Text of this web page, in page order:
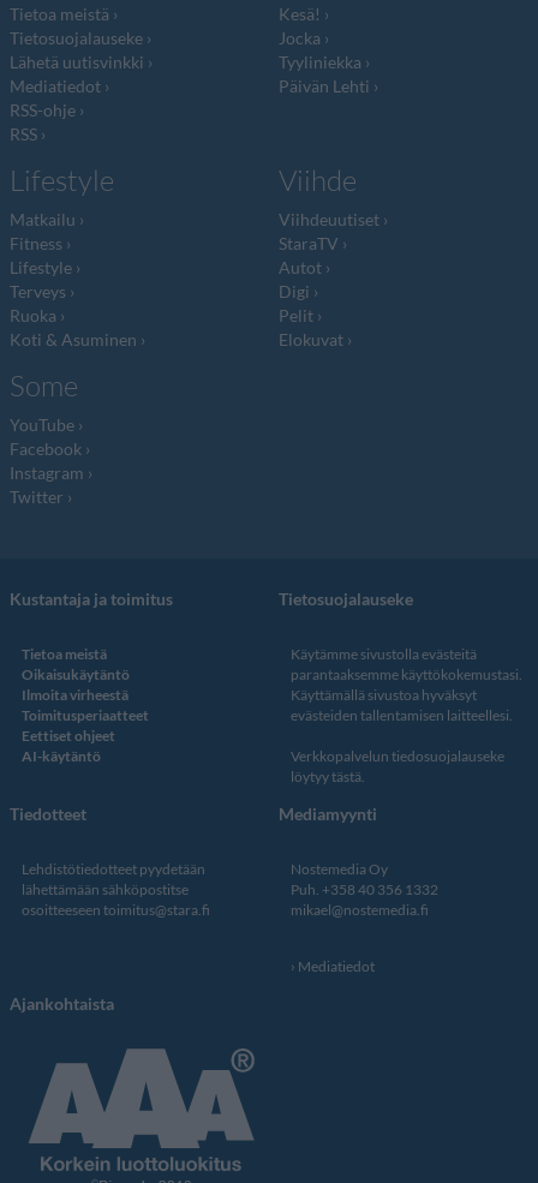
Tietoa meistä
Tietosuojalauseke
Lähetä uutisvinkki
Mediatiedot
RSS-ohje
RSS
Kesä!
Jocka
Tyyliniekka
Päivän Lehti
Lifestyle
Matkailu
Fitness
Lifestyle
Terveys
Ruoka
Koti & Asuminen
Viihde
Viihdeuutiset
StaraTV
Autot
Digi
Pelit
Elokuvat
Some
YouTube
Facebook
Instagram
Twitter
Kustantaja ja toimitus
Tietoa meistä
Oikaisukäytäntö
Ilmoita virheestä
Toimitusperiaatteet
Eettiset ohjeet
AI-käytäntö
Tietosuojalauseke
Käytämme sivustolla evästeitä
parantaaksemme käyttökokemustasi.
Käyttämällä sivustoa hyväksyt
evästeiden tallentamisen laitteellesi.
Verkkopalvelun tiedosuojalauseke
löytyy tästä
Tiedotteet
Lehdistötiedotteet pyydetään
lähettämään sähköpostitse
osoitteeseen toimitus@stara.fi
Mediamyynti
Nostemedia Oy
Puh. +358 40 356 1332
mikael@nostemedia.fi
Mediatiedot
Ajankohtaista